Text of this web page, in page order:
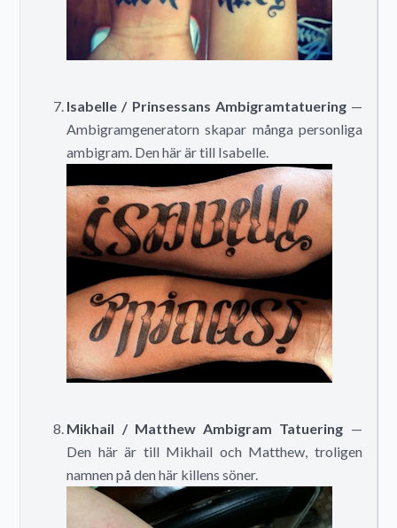
Isabelle / Prinsessans Ambigramtatuering—
Ambigramgeneratorn skapar många personliga
ambigram. Den här är till Isabelle.
Mikhail / Matthew Ambigram Tatuering —
Den här är till Mikhail och Matthew, troligen
namnen på den här killens söner.